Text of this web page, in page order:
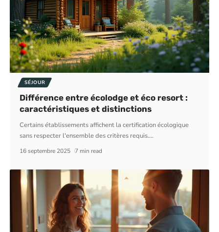
SÉJOUR
Différence entre écolodge et éco resort :
caractéristiques et distinctions
Certains établissements affichent la certification écologique
sans respecter l'ensemble des critères requis.…
16 septembre 2025 7 min read